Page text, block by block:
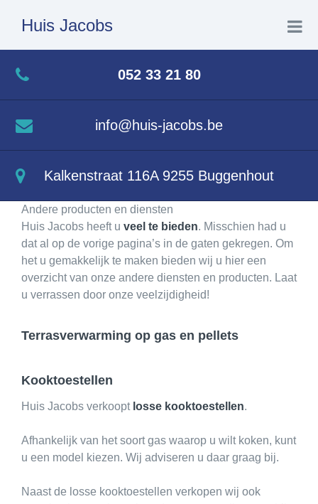
Huis Jacobs
Home
Inbouwhaarden
Geisers en gasinstallaties
Andere producten en diensten
052 33 21 80
info@huis-jacobs.be
Kalkenstraat 116A 9255 Buggenhout
Andere producten en diensten
Huis Jacobs heeft u veel te bieden. Misschien had u
dat al op de vorige pagina’s in de gaten gekregen. Om
het u gemakkelijk te maken bieden wij u hier een
overzicht van onze andere diensten en producten. Laat
u verrassen door onze veelzijdigheid!
Terrasverwarming op gas en pellets
Kooktoestellen
Huis Jacobs verkoopt losse kooktoestellen.
Afhankelijk van het soort gas waarop u wilt koken, kunt
u een model kiezen. Wij adviseren u daar graag bij.
Naast de losse kooktoestellen verkopen wij ook